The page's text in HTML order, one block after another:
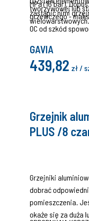
zastąpić nimi
tworzywowej lub
wielowarstwowych.
MPa (16 bar).
grzewczego -
OC od szkód
GAVIA
439,82 zł /
Grzejnik
PLUS /8
Grzejniki
dobrać
pomieszczenia.
okaże się za duża